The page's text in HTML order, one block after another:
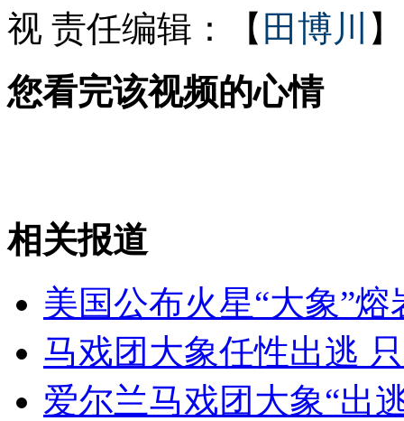
男子将寓所建成白宫 盼奥巴马作客
无痛分娩是否安全 医生回应
外交部：反对强权政治霸凌主义
视 责任编辑：【 田博川 】
您看完该视频的心情
相关报道
美国公布火星“大象”
马戏团大象任性出逃
爱尔兰马戏团大象“出